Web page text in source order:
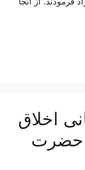
اخلاق
حضرت